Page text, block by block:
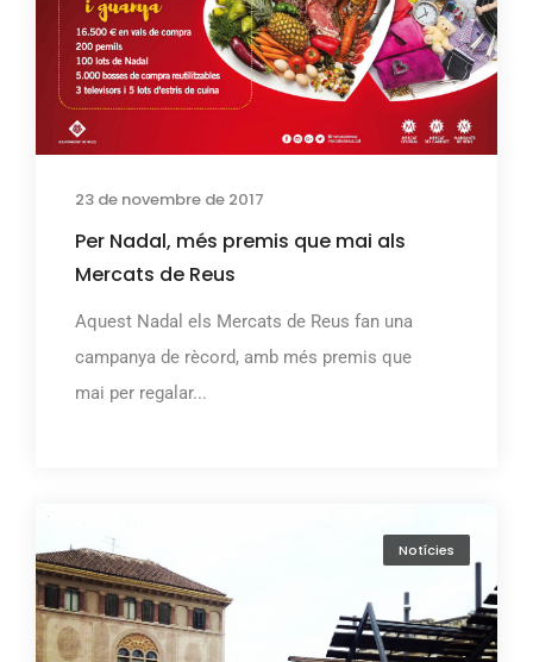
23 de novembre de 2017
Per Nadal, més premis que mai als
Mercats de Reus
Aquest Nadal els Mercats de Reus fan una
campanya de rècord, amb més premis que
mai per regalar...
Notícies